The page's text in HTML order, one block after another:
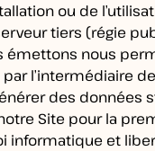
ou de
tiers (régie
émettons nous
l’intermédiaire
des données
Site pour la
informatique et